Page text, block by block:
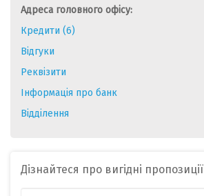
Адреса головного офісу:
Кредити (6)
Відгуки
Реквізити
Інформація про банк
Відділення
Дізнайтеся про вигідні пропозиції